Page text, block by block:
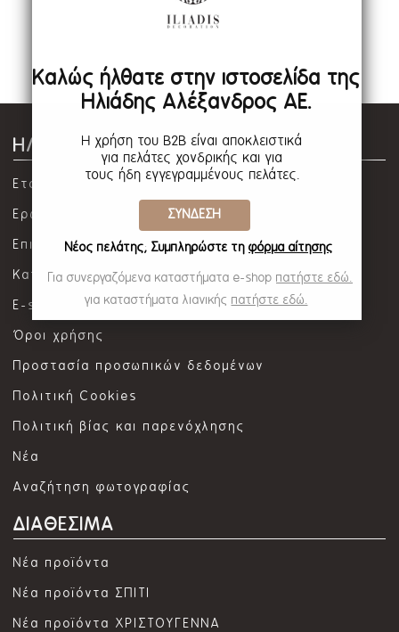
ΗΛΙΑΔΗΣ ΑΛΕΞΑΝΔΡΟΣ Α.Ε.
Εταιρία
Ερωτήσεις / Απαντήσεις
Επικοινωνία
Καταστήματα λιανικής
E-shop καταστήματα
Όροι χρήσης
Προστασία προσωπικών δεδομένων
Πολιτική Cookies
Πολιτική βίας και παρενόχλησης
Νέα
Αναζήτηση φωτογραφίας
ΔΙΑΘΕΣΙΜΑ
Νέα προϊόντα
Νέα προϊόντα ΣΠΙΤΙ
Νέα προϊόντα ΧΡΙΣΤΟΥΓΕΝΝΑ
ΣΥΝΔΕΣΗ
Καλώς ήλθατε στην ιστοσελίδα της
Ηλιάδης Αλέξανδρος ΑΕ.
Για συνεργαζόμενα καταστήματα e-shop πατήστε εδώ.
Η χρήση του B2B είναι αποκλειστικά
για πελάτες χονδρικής και για
τους ήδη εγγεγραμμένους πελάτες.
Νέος πελάτης; Συμπληρώστε τη φόρμα αίτησης
για καταστήματα λιανικής πατήστε εδώ.